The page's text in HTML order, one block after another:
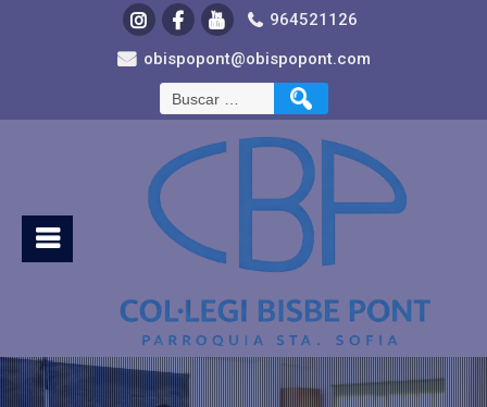
964521126
obispopont@obispopont.com